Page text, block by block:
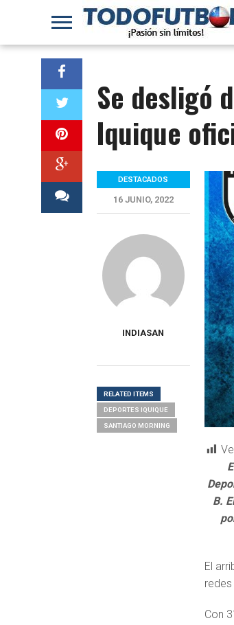
Se desligó
Iquique
B.
El
Con
DESTACADOS
16 JUNIO, 2022
INDIASAN
RELATED ITEMS
DEPORTES IQUIQUE
SANTIAGO MORNING